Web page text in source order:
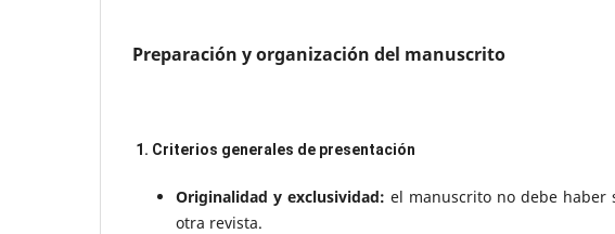
Preparación y organización del manuscrito
1. Criterios generales de presentación
Originalidad y exclusividad: el manuscrito no debe haber
otra revista.